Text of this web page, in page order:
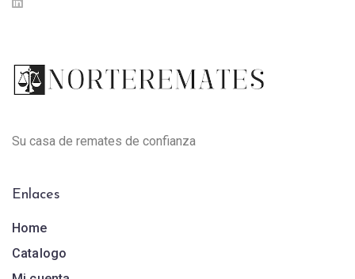
Su casa de remates de confianza
Enlaces
Home
Catalogo